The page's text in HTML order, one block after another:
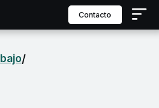
contacto
/